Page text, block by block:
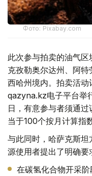
Фото: Pixabay.com
此次参与拍卖的油气区
克孜勒奥尔达州、阿
西哈州境内。拍卖活
qazyna.kz电子平台举
日，有意参与者须通
当于100个按月计算指
与此同时，哈萨克斯
源使用者提出了明确要
在碳氢化合物开采